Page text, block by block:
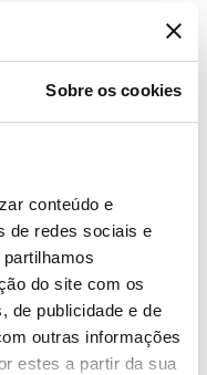
Sobre os cookies
conteúdo e
de redes sociais e
do site com os
de publicidade e de
outras informações
estes a partir da sua